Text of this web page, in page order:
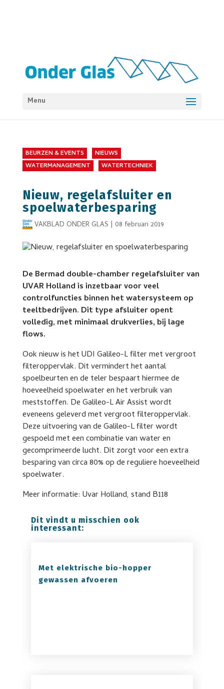
Menu
BEURZEN & EVENTS
NIEUWS
WATERMANAGEMENT
WATERTECHNIEK
Nieuw, regelafsluiter en
spoelwaterbesparing
VAKBLAD ONDER GLAS | 08 februari 2019
De Bermad double-chamber regelafsluiter van
UVAR Holland is inzetbaar voor veel
controlfuncties binnen het watersysteem op
teeltbedrijven. Dit type afsluiter opent
volledig, met minimaal drukverlies, bij lage
flows.
Ook nieuw is het UDI Galileo-L filter met vergroot
filteroppervlak. Dit vermindert het aantal
spoelbeurten en de teler bespaart hiermee de
hoeveelheid spoelwater en het verbruik van
meststoffen. De Galileo-L Air Assist wordt
eveneens geleverd met vergroot filteroppervlak.
Deze uitvoering van de Galileo-L filter wordt
gespoeld met een combinatie van water en
gecomprimeerde lucht. Dit zorgt voor een extra
besparing van circa 80% op de reguliere hoeveelheid
spoelwater.
Meer informatie: Uvar Holland, stand B118
Dit vindt u misschien ook
interessant:
Met elektrische bio-hopper
gewassen afvoeren